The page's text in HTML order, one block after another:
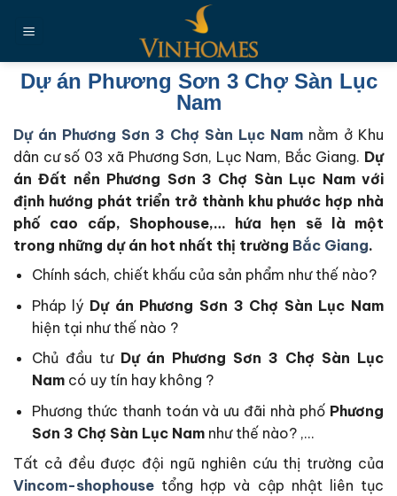
đến
dungDự án Phương Sơn 3 Chợ Sàn Lục
Nam
Dự án Phương Sơn 3 Chợ Sàn Lục Nam nằm ở Khu
dân cư số 03 xã Phương Sơn, Lục Nam, Bắc Giang. Dự
án Đất nền Phương Sơn 3 Chợ Sàn Lục Nam với
định hướng phát triển trở thành khu phước hợp nhà
phố cao cấp, Shophouse,… hứa hẹn sẽ là một
trong những dự án hot nhất thị trường Bắc Giang.
Chính sách, chiết khấu của sản phẩm như thế nào?
Pháp lý Dự án Phương Sơn 3 Chợ Sàn Lục Nam
hiện tại như thế nào ?
Chủ đầu tư Dự án Phương Sơn 3 Chợ Sàn Lục
Namcó uy tín hay không ?
Phương thức thanh toán và ưu đãi nhà phố Phương
Sơn 3 Chợ Sàn Lục Namnhư thế nào? ,…
Tất cả đều được đội ngũ nghiên cứu thị trường của
Vincom-shophouse tổng hợp và cập nhật liên tục